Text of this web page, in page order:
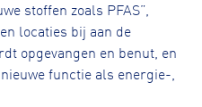
stoffen zoals PFAS”,
locaties bij aan de
opgevangen en benut, en
functie als energie-,